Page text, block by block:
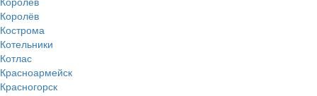
Королёв
Кострома
Котельники
Котлас
Красноармейск
Красногорск